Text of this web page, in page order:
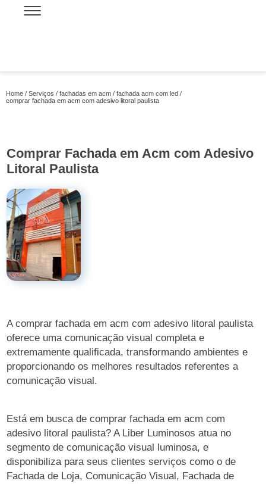
Home Serviços fachadas em acm
fachada acm com led
comprar fachada em acm com adesivo litoral paulista
Comprar Fachada em Acm com Adesivo
Litoral Paulista
A comprar fachada em acm com adesivo litoral paulista
oferece uma comunicação visual completa e
extremamente qualificada, transformando ambientes e
proporcionando os melhores resultados referentes a
comunicação visual.
Está em busca de comprar fachada em acm com
adesivo litoral paulista? A Liber Luminosos atua no
segmento de comunicação visual luminosa, e
disponibiliza para seus clientes serviços como o de
Fachada de Loja, Comunicação Visual, Fachada de